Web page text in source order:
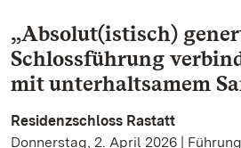
„Absolut(istisch)
Schlossführung
mit unterhaltsamem
Residenzschloss Rastatt
Donnerstag, 2. April 2026 |